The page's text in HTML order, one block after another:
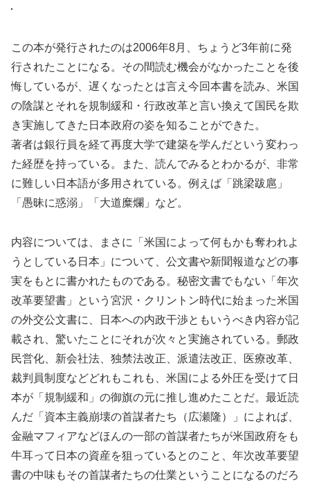
この本が発行されたのは2006年8月、ちょうど3年前に発
行されたことになる。その間読む機会がなかったことを後
悔しているが、遅くなったとは言え今回本書を読み、米国
の陰謀とそれを規制緩和・行政改革と言い換えて国民を欺
き実施してきた日本政府の姿を知ることができた。
著者は銀行員を経て再度大学で建築を学んだという変わっ
た経歴を持っている。また、読んでみるとわかるが、非常
に難しい日本語が多用されている。例えば「跳梁跋扈」
「愚昧に惑溺」「大道糜爛」など。
内容については、まさに「米国によって何もかも奪われよ
うとしている日本」について、公文書や新聞報道などの事
実をもとに書かれたものである。秘密文書でもない「年次
改革要望書」という宮沢・クリントン時代に始まった米国
の外交公文書に、日本への内政干渉ともいうべき内容が記
載され、驚いたことにそれが次々と実施されている。郵政
民営化、新会社法、独禁法改正、派遣法改正、医療改革、
裁判員制度などどれもこれも、米国による外圧を受けて日
本が「規制緩和」の御旗の元に推し進めたことだ。最近読
んだ「資本主義崩壊の首謀者たち（広瀬隆）」によれば、
金融マフィアなどほんの一部の首謀者たちが米国政府をも
牛耳って日本の資産を狙っているとのこと、年次改革要望
書の中味もその首謀者たちの仕業ということになるのだろ